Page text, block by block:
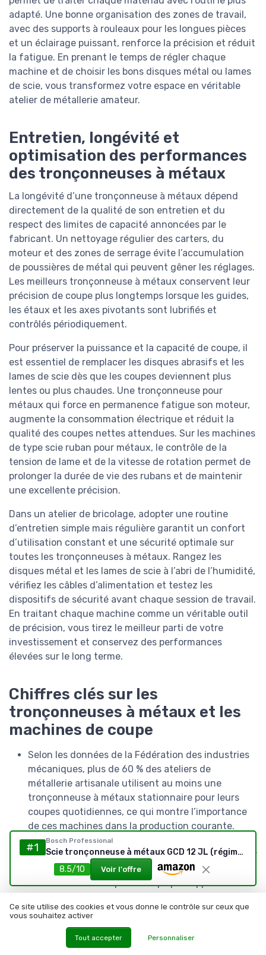
adapté. Une bonne organisation des zones de travail,
avec des supports à rouleaux pour les longues pièces
et un éclairage puissant, renforce la précision et réduit
la fatigue. En prenant le temps de régler chaque
machine et de choisir les bons disques métal ou lames
de scie, vous transformez votre espace en véritable
atelier de métallerie amateur.
Entretien, longévité et
optimisation des performances
des tronçonneuses à métaux
La longévité d’une tronçonneuse à métaux dépend
directement de la qualité de son entretien et du
respect des limites de capacité annoncées par le
fabricant. Un nettoyage régulier des carters, du
moteur et des zones de serrage évite l’accumulation
de poussières de métal qui peuvent gêner les réglages.
Les meilleurs tronçonneuse à métaux conservent leur
précision de coupe plus longtemps lorsque les guides,
les étaux et les axes pivotants sont lubrifiés et
contrôlés périodiquement.
Pour préserver la puissance et la capacité de coupe, il
est essentiel de remplacer les disques abrasifs et les
lames de scie dès que les coupes deviennent plus
lentes ou plus chaudes. Une tronçonneuse pour
métaux qui force en permanence fatigue son moteur,
augmente la consommation électrique et réduit la
qualité des coupes nettes attendues. Sur les machines
de type scie ruban pour métaux, le contrôle de la
tension de lame et de la vitesse de rotation permet de
prolonger la durée de vie des rubans et de maintenir
une excellente précision.
Dans un atelier de bricolage, adopter une routine
d’entretien simple mais régulière garantit un confort
d’utilisation constant et une sécurité optimale sur
toutes les tronçonneuses à métaux. Rangez les
disques métal et les lames de scie à l’abri de l’humidité,
vérifiez les câbles d’alimentation et testez les
dispositifs de sécurité avant chaque session de travail.
En traitant chaque machine comme un véritable outil
de précision, vous tirez le meilleur parti de votre
investissement et conservez des performances
élevées sur le long terme.
Chiffres clés sur les
tronçonneuses à métaux et les
machines de coupe
Selon les données de la Fédération des industries
mécaniques, plus de 60 % des ateliers de
métallerie artisanale utilisent au moins une
tronçonneuse à métaux stationnaire pour leurs
coupes quotidiennes, ce qui montre l’importance
de ces machines dans la production courante.
Les tests comparatifs publiés par des laboratoires
indépendants indiquent qu’une scie circulaire pour
métaux équipée d’une lame carbure peut réduire
de 30 à 40 % le temps de coupe par rapport à une
puissance, tout en générant moins de bavures.
Les mesures réalisées par l’Institut national de
recherche et de sécurité montrent qu’un système
#1 Bosch Professional
Scie tronçonneuse à métaux GCD 12 JL (régime à vide 1 500 tr/min, poids de 20,0 kg avec lame de scie circulaire pour acier)
8.5/10
Voir l'offre
Ce site utilise des cookies et vous donne le contrôle sur ceux que
vous souhaitez activer
Tout accepter Personnaliser